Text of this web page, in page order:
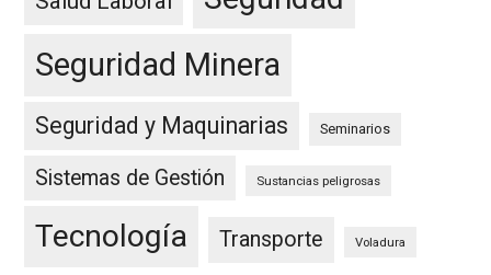
Seguridad Minera
Seguridad y Maquinarias Seminarios
Sistemas de Gestión Sustancias peligrosas
Tecnología Transporte Voladura